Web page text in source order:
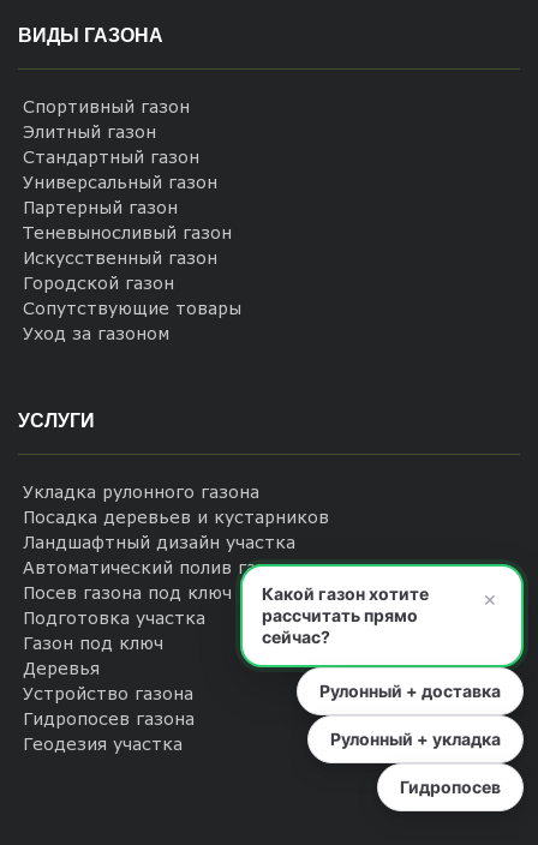
ВИДЫ ГАЗОНА
Спортивный газон
Элитный газон
Стандартный газон
Универсальный газон
Партерный газон
Теневыносливый газон
Искусственный газон
Городской газон
Сопутствующие товары
Уход за газоном
УСЛУГИ
Укладка рулонного газона
Посадка деревьев и кустарников
Ландшафтный дизайн участка
Автоматический полив газона
Посев газона под ключ
Подготовка участка
Газон под ключ
Деревья
Устройство газона
Гидропосев газона
Геодезия участка
×
Какой газон хотите
рассчитать прямо
сейчас?
Рулонный + доставка
Рулонный + укладка
Гидропосев